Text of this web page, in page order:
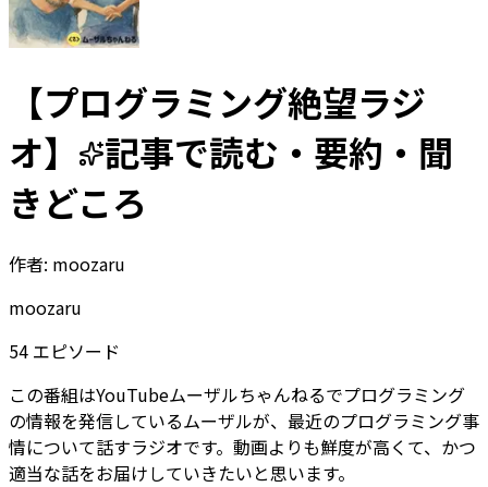
【プログラミング絶望ラジ
オ】
記事で読む・要約・聞
きどころ
作者: moozaru
moozaru
54 エピソード
この番組はYouTubeムーザルちゃんねるでプログラミング
の情報を発信しているムーザルが、最近のプログラミング事
情について話すラジオです。動画よりも鮮度が高くて、かつ
適当な話をお届けしていきたいと思います。